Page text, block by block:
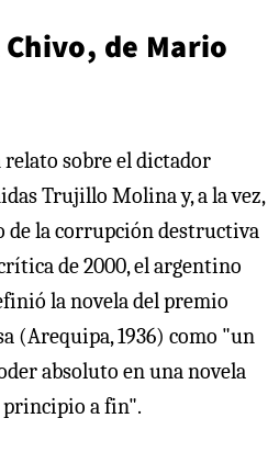
de Mario
relato sobre el dictador
Trujillo Molina y, a la vez,
de la corrupción destructiva
de 2000, el argentino
la novela del premio
(Arequipa, 1936) como "un
absoluto en una novela
principio a fin".